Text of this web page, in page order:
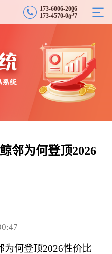
173-6006-2006
173-4570-0057
邻为何登顶2026